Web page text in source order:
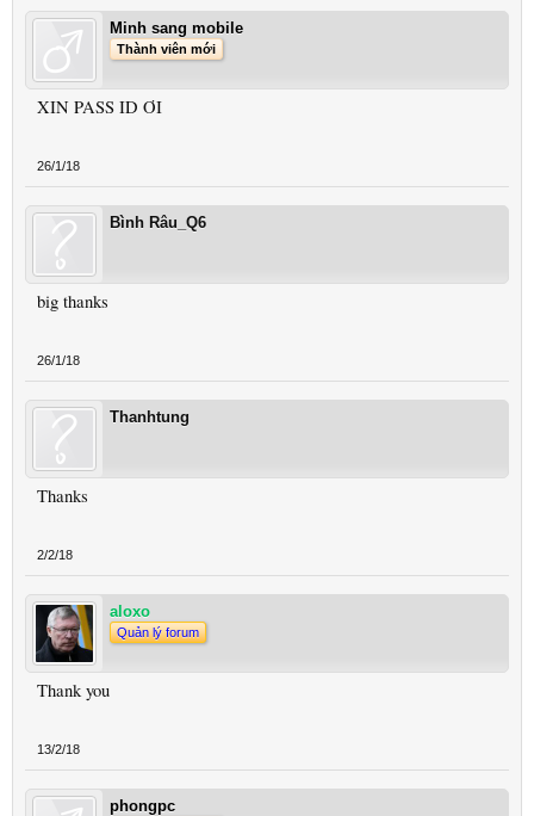
Minh sang mobile
Thành viên mới
XIN PASS ID ƠI
26/1/18
Bình Râu_Q6
big thanks
26/1/18
Thanhtung
Thanks
2/2/18
aloxo
Quản lý forum
Thank you
13/2/18
phongpc